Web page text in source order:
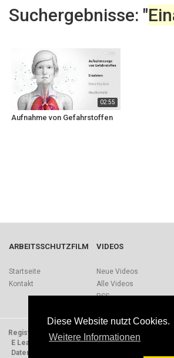
Diese Website nutzt Cookies.
Weitere Informationen
Suchergebnisse: "
02:55
Aufnahme von Gefahrstoffen
ARBEITSSCHUTZFILM
Startseite
Kontakt
VIDEOS
Neue Videos
Alle Videos
RSS
Registrieren Impressum Quellen
E Learning Einheiten
Nutzungsbedingungen
Datenschutzerklärung